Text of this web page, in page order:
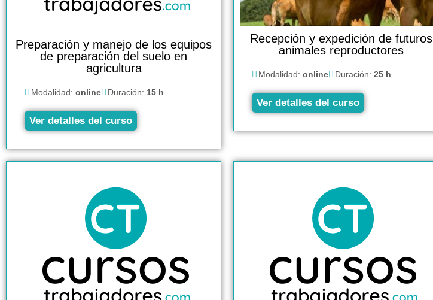
Preparación y manejo de los equipos
de preparación del suelo en
agricultura
Modalidad: online Duración: 15 h
Ver detalles del curso
Recepción y expedición de futuros
animales reproductores
Modalidad: online Duración: 25 h
Ver detalles del curso